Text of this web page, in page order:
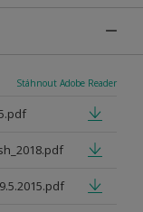
Stáhnout Adobe Reader